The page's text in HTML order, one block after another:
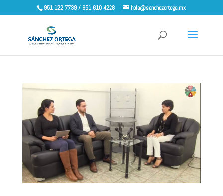
951 122 7739 / 951 610 4228 hola@sanchezortega.mx